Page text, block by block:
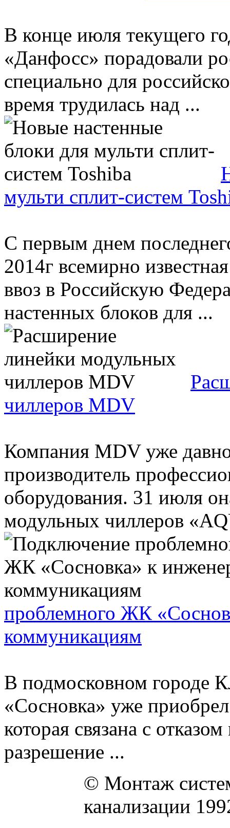
В конце июля текущего
«Данфосс» порадовали
специально для
время трудилась над ...
мульти сплит-систем
С первым днем
2014г всемирно
ввоз в Российскую
настенных блоков для ...
чиллеров MDV
Компания MDV уже
производитель
оборудования. 31 июля
модульных чиллеров
проблемного ЖК
коммуникациям
В подмосковном городе
«Сосновка» уже
которая связана с
разрешение ...
© Монтаж
канализации